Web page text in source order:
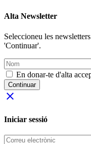
Alta Newsletter
Seleccioneu les
'Continuar'.
En donar-te d'alta
Continuar
close
Iniciar sessió